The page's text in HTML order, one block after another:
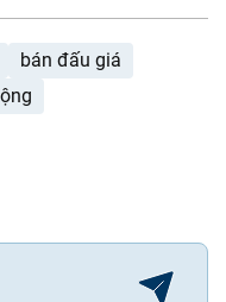
bán đấu giá